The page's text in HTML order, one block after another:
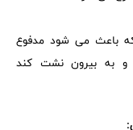
که باعث می شود مدفوع
و به بیرون نشت کند